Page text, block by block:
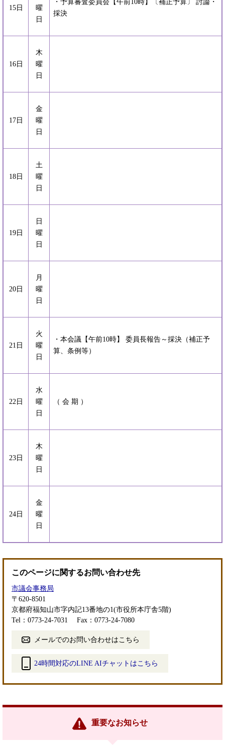
15日
曜
日
・予算審査委員会【午前10時】〔補正予算〕 討論・
採決
16日
木
曜
日
17日
金
曜
日
18日
土
曜
日
19日
日
曜
日
20日
月
曜
日
21日
火
曜
日
・本会議【午前10時】 委員長報告～採決（補正予
算、条例等）
22日
水
曜
日
（ 会 期 ）
23日
木
曜
日
24日
金
曜
日
このページに関するお問い合わせ先
市議会事務局
〒620-8501
京都府福知山市字内記13番地の1(市役所本庁舎5階)
Tel：0773-24-7031
Fax：0773-24-7080
メールでのお問い合わせはこちら
24時間対応のLINE AIチャットはこちら
リ
重要なお知らせ